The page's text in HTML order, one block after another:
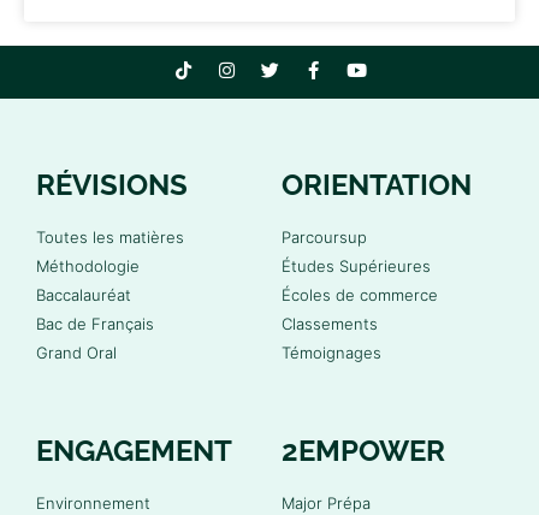
RÉVISIONS
Toutes les matières
Méthodologie
Baccalauréat
Bac de Français
Grand Oral
ORIENTATION
Parcoursup
Études Supérieures
Écoles de commerce
Classements
Témoignages
ENGAGEMENT
Environnement
2EMPOWER
Major Prépa